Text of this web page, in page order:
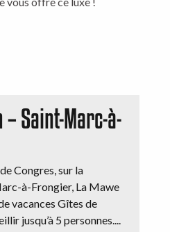
– Saint-Marc-à-
Congres, sur la
à-Frongier, La Mawe
vacances Gîtes de
jusqu’à 5 personnes....